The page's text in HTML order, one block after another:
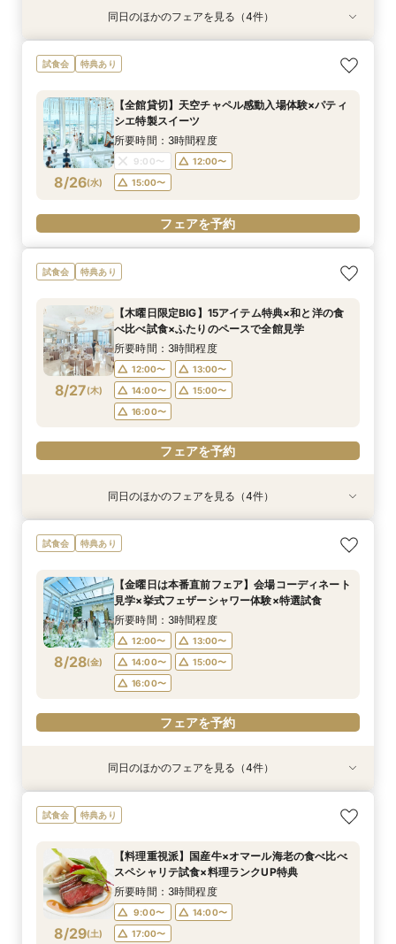
特典あり
8/24 (月)
【17時以降】お仕事帰りやテーマパーク帰りに夜
景×スペシャリテ試食
17:00〜
17:30〜
18:00〜
フェアを予約
特典あり
8/24 (月)
【初めて式場見学のおふたり】即決なしで安心＆
お気軽×シェフ特選試食
12:00〜
13:00〜
14:00〜
15:00〜
16:00〜
特典あり
8/24 (月)
2名様からOK【少人数で結婚式】アットホームウ
エディング相談会
12:00〜
14:00〜
16:00〜
フェアを予約
特典あり
8/24 (月)
【愛犬と叶えるペット婚】リングドッグ＆足形ス
タンプ×厳選試食＆20万円分のワンちゃん優待
12:00〜
14:00〜
16:00〜
フェアを予約
同日のほかのフェアを見る（4件）
試食会 特典あり
8/26(水)
【全館貸切】天空チャペル感動入場体験×パティ
シエ特製スイーツ
所要時間：3時間程度
9:00〜
12:00〜
15:00〜
フェアを予約
試食会 特典あり
8/27(木)
【木曜日限定BIG】15アイテム特典×和と洋の食
べ比べ試食×ふたりのペースで全館見学
所要時間：3時間程度
12:00〜
13:00〜
14:00〜
15:00〜
16:00〜
フェアを予約
特典あり
8/27 (木)
【17時以降】お仕事帰りやテーマパーク帰りに夜
景×スペシャリテ試食
17:00〜
17:30〜
18:00〜
フェアを予約
特典あり
8/27 (木)
【初めて式場見学のおふたり】即決なしで安心＆
お気軽×シェフ特選試食
12:00〜
13:00〜
14:00〜
15:00〜
16:00〜
フェアを予約
特典あり
8/27 (木)
2名様からOK【少人数で結婚式】アットホームウ
エディング相談会
12:00〜
14:00〜
16:00〜
フェアを予約
特典あり
8/27 (木)
【愛犬と叶えるペット婚】リングドッグ＆足形ス
タンプ×厳選試食＆20万円分のワンちゃん優待
12:00〜
14:00〜
16:00〜
フェアを予約
同日のほかのフェアを見る（4件）
試食会 特典あり
8/28(金)
【金曜日は本番直前フェア】会場コーディネート
見学×挙式フェザーシャワー体験×特選試食
所要時間：3時間程度
12:00〜
13:00〜
14:00〜
15:00〜
16:00〜
フェアを予約
特典あり
8/28(金)
【17時以降】お仕事帰りやテーマパーク帰りに夜
景×スペシャリテ試食
17:00〜
17:30〜
18:00〜
フェアを予約
特典あり
8/28(金)
【初めて式場見学のおふたり】即決なしで安心＆
お気軽×シェフ特選試食
12:00〜
13:00〜
14:00〜
15:00〜
16:00〜
特典あり
8/28(金)
2名様からOK【少人数で結婚式】アットホームウ
エディング相談会
12:00〜
14:00〜
16:00〜
フェアを予約
特典あり
8/28(金)
【愛犬と叶えるペット婚】リングドッグ＆足形ス
タンプ×厳選試食＆20万円分のワンちゃん優待
12:00〜
14:00〜
16:00〜
フェアを予約
同日のほかのフェアを見る（4件）
試食会 特典あり
8/29(土)
【料理重視派】国産牛×オマール海老の食べ比べ
スペシャリテ試食×料理ランクUP特典
所要時間：3時間程度
9:00〜
14:00〜
17:00〜